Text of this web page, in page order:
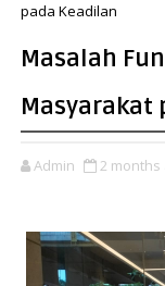
pada Keadilan
Masalah
Masyarakat
Admin 2 months